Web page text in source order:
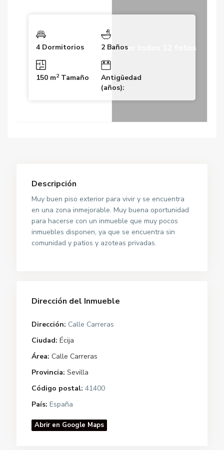
Ver todos 12 fotos
4 Dormitorios 2 Baños
150 m2Tamaño
Antigüedad
(años):
Descripción
Muy buen piso exterior para vivir y se encuentra
en una zona inmejorable. Muy buena oportunidad
para hacerse con un inmueble que muy pocos
inmuebles disponen, ya que se encuentra sin
comunidad y patios y azoteas privadas.
Dirección del Inmueble
Dirección: Calle Carreras
Ciudad: Écija
Área: Calle Carreras
Provincia: Sevilla
Código postal: 41400
País: España
Abrir en Google Maps